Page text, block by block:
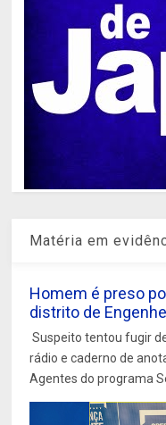
Matéria em
Homem é preso
distrito de
Suspeito tentou fugir
rádio e caderno de
Agentes do programa